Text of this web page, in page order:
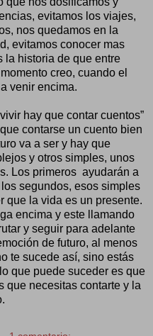
evitamos los viajes,
nos quedamos en la
evitamos conocer mas
historia de que entre
creo, cuando el
venir encima.
hay que contar cuentos”
contarse un cuento bien
va a ser y hay que
y otros simples, unos
Los primeros ayudarán a
segundos, esos simples
que la vida es un presente.
encima y este llamando
y seguir para adelante
de futuro, al menos
te sucede así, sino estás
que puede suceder es que
que necesitas contarte y la